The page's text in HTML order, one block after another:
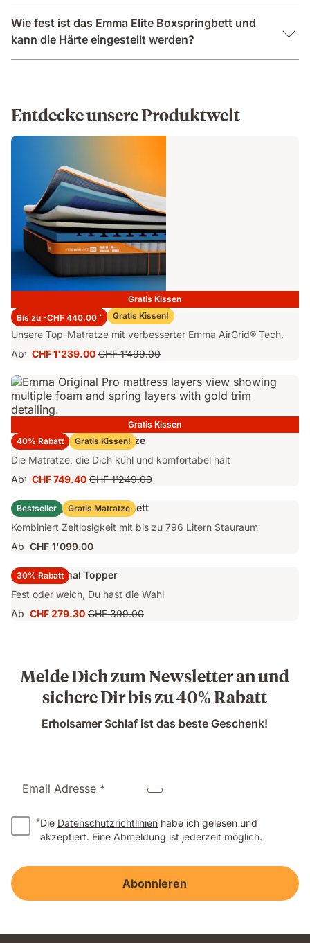
Wie fest ist das Emma Elite Boxspringbett und
kann die Härte eingestellt werden?
Entdecke unsere Produktwelt
Gratis Kissen
Bis zu -CHF 440.00 2 Gratis Kissen!
Emma Performance 26 Matratze
Unsere Top-Matratze mit verbesserter Emma AirGrid® Tech.
Ab1
Preis
CHF 1'239.00 Ursprünglicher
CHF 1'499.00
CHF 1'499.00
Gratis Kissen
40% Rabatt
Gratis Kissen!
Emma Original Pro Matratze
Die Matratze, die Dich kühl und komfortabel hält
Ab1
Preis
CHF 749.40
CHF 749.40 Ursprünglicher
Preis
CHF 1'249.00
CHF 1'249.00
Bestseller Gratis Matratze
Emma Original Stauraumbett
Kombiniert Zeitlosigkeit mit bis zu 796 Litern Stauraum
Ab CHF 1'099.00
30% Rabatt
Emma Original Topper
Fest oder weich, Du hast die Wahl
Ab Preis
CHF 279.30 Ursprünglicher
CHF 399.00
Melde Dich zum Newsletter an und
sichere Dir bis zu 40% Rabatt
Erholsamer Schlaf ist das beste Geschenk!
Email Adresse *
*Die Datenschutzrichtlinien habe ich gelesen und
akzeptiert. Eine Abmeldung ist jederzeit möglich.
Abonnieren